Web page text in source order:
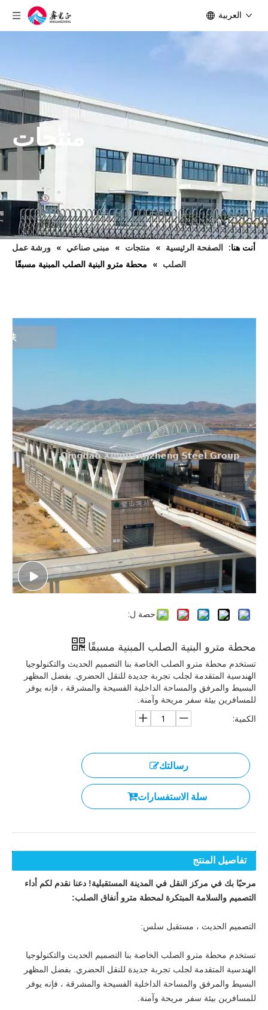
العربية
منتجات
أنت هنا: الصفحة الرئيسية » منتجات » مبنى صناعي » ورشة عمل
الصلب » محطة مترو البنية الصلب المبنية مسبقًا
حصة ل:
محطة مترو البنية الصلب المبنية مسبقًا
تستخدم محطة مترو الصلب الخاصة بنا التصميم الحديث والتكنولوجيا
الهندسية المتقدمة لجلب تجربة جديدة للنقل الحضري. بفضل المظهر
البسيط والمرفق والمساحة الداخلية الفسيحة والمشرقة ، فإنه يوفر
للمسافرين بيئة سفر مريحة وآمنة.
الكمية:
رسالتك
سلة الاستفسارات
تفاصيل المنتج
مرحبًا بك في مركز النقل في المدينة المستقبلية! دعنا نقدم لكم أداء
التصميم والسلامة المبتكرة لمحطة مترو أنفاق الصلب:
التصميم الحديث ، مستقبل سلس:
تستخدم محطة مترو الصلب الخاصة بنا التصميم الحديث والتكنولوجيا
الهندسية المتقدمة لجلب تجربة جديدة للنقل الحضري. بفضل المظهر
البسيط والمرفق والمساحة الداخلية الفسيحة والمشرقة ، فإنه يوفر
للمسافرين بيئة سفر مريحة وآمنة.